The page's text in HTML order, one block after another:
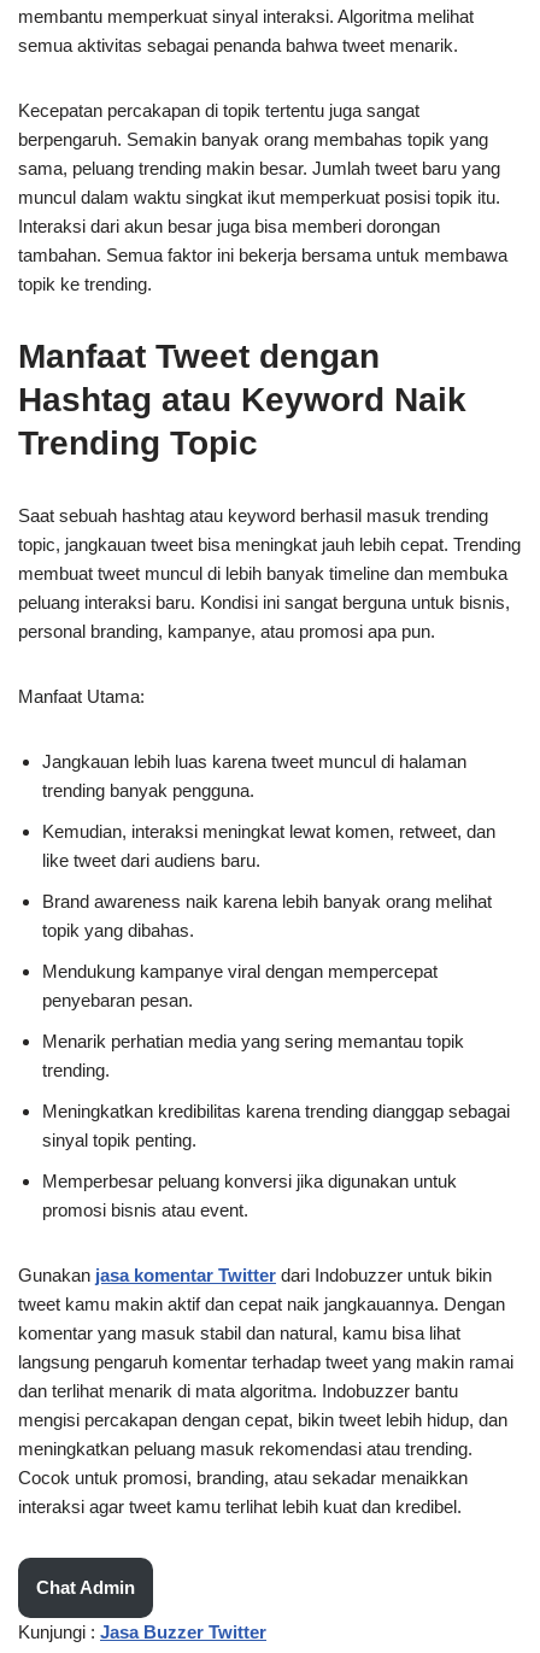
membantu memperkuat sinyal interaksi. Algoritma melihat
semua aktivitas sebagai penanda bahwa tweet menarik.
Kecepatan percakapan di topik tertentu juga sangat
berpengaruh. Semakin banyak orang membahas topik yang
sama, peluang trending makin besar. Jumlah tweet baru yang
muncul dalam waktu singkat ikut memperkuat posisi topik itu.
Interaksi dari akun besar juga bisa memberi dorongan
tambahan. Semua faktor ini bekerja bersama untuk membawa
topik ke trending.
Manfaat Tweet dengan
Hashtag atau Keyword Naik
Trending Topic
Saat sebuah hashtag atau keyword berhasil masuk trending
topic, jangkauan tweet bisa meningkat jauh lebih cepat. Trending
membuat tweet muncul di lebih banyak timeline dan membuka
peluang interaksi baru. Kondisi ini sangat berguna untuk bisnis,
personal branding, kampanye, atau promosi apa pun.
Manfaat Utama:
Jangkauan lebih luas karena tweet muncul di halaman
trending banyak pengguna.
Kemudian, interaksi meningkat lewat komen, retweet, dan
like tweet dari audiens baru.
Brand awareness naik karena lebih banyak orang melihat
topik yang dibahas.
Mendukung kampanye viral dengan mempercepat
penyebaran pesan.
Menarik perhatian media yang sering memantau topik
trending.
Meningkatkan kredibilitas karena trending dianggap sebagai
sinyal topik penting.
Memperbesar peluang konversi jika digunakan untuk
promosi bisnis atau event.
Gunakan jasa komentar Twitter dari Indobuzzer untuk bikin
tweet kamu makin aktif dan cepat naik jangkauannya. Dengan
komentar yang masuk stabil dan natural, kamu bisa lihat
langsung pengaruh komentar terhadap tweet yang makin ramai
dan terlihat menarik di mata algoritma. Indobuzzer bantu
mengisi percakapan dengan cepat, bikin tweet lebih hidup, dan
meningkatkan peluang masuk rekomendasi atau trending.
Cocok untuk promosi, branding, atau sekadar menaikkan
interaksi agar tweet kamu terlihat lebih kuat dan kredibel.
Chat Admin
Kunjungi : Jasa Buzzer Twitter